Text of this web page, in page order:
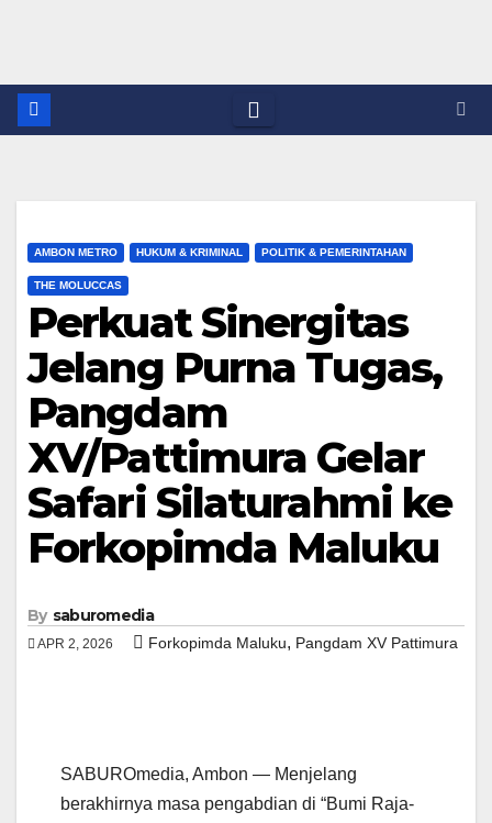
AMBON METRO HUKUM & KRIMINAL POLITIK & PEMERINTAHAN
THE MOLUCCAS
Perkuat Sinergitas
Jelang Purna Tugas,
Pangdam
XV/Pattimura Gelar
Safari Silaturahmi ke
Forkopimda Maluku
By saburomedia
APR 2, 2026 Forkopimda Maluku, Pangdam XV Pattimura
SABUROmedia, Ambon — ​Menjelang
berakhirnya masa pengabdian di “Bumi Raja-